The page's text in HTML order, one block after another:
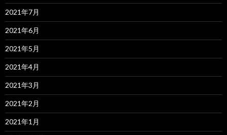
2021年7月
2021年6月
2021年5月
2021年4月
2021年3月
2021年2月
2021年1月